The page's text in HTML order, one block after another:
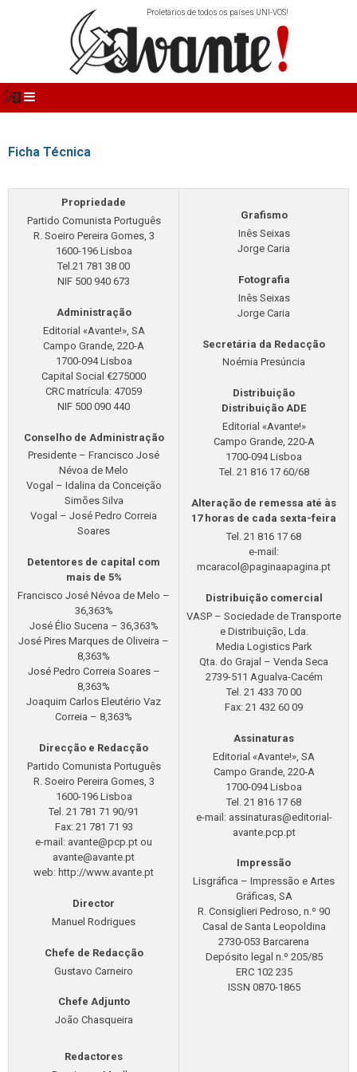
Proletários de todos os países UNI-VOS!
Ficha Técnica
Propriedade
Partido Comunista Português
R. Soeiro Pereira Gomes, 3
1600-196 Lisboa
Tel.21 781 38 00
NIF 500 940 673
Administração
Editorial «Avante!», SA
Campo Grande, 220-A
1700-094 Lisboa
Capital Social €275000
CRC matrícula: 47059
NIF 500 090 440
Conselho de Administração
Presidente – Francisco José
Névoa de Melo
Vogal – Idalina da Conceição
Simões Silva
Vogal – José Pedro Correia
Soares
Detentores de capital com
mais de 5%
Francisco José Névoa de Melo –
36,363%
José Élio Sucena – 36,363%
José Pires Marques de Oliveira –
8,363%
José Pedro Correia Soares –
8,363%
Joaquim Carlos Eleutério Vaz
Correia – 8,363%
Direcção e Redacção
Partido Comunista Português
R. Soeiro Pereira Gomes, 3
1600-196 Lisboa
Tel. 21 781 71 90/91
Fax: 21 781 71 93
e-mail: avante@pcp.pt ou
avante@avante.pt
web: http://www.avante.pt
Director
Manuel Rodrigues
Chefe de Redacção
Gustavo Carneiro
Chefe Adjunto
João Chasqueira
Redactores
Grafismo
Inês Seixas
Jorge Caria
Fotografia
Inês Seixas
Jorge Caria
Secretária da Redacção
Noémia Presúncia
Distribuição
Distribuição ADE
Editorial «Avante!»
Campo Grande, 220-A
1700-094 Lisboa
Tel. 21 816 17 60/68
Alteração de remessa até às
17 horas de cada sexta-feira
Tel. 21 816 17 68
e-mail:
mcaracol@paginaapagina.pt
Distribuição comercial
VASP – Sociedade de Transporte
e Distribuição, Lda.
Media Logistics Park
Qta. do Grajal – Venda Seca
2739-511 Agualva-Cacém
Tel. 21 433 70 00
Fax: 21 432 60 09
Assinaturas
Editorial «Avante!», SA
Campo Grande, 220-A
1700-094 Lisboa
Tel. 21 816 17 68
e-mail: assinaturas@editorial-
avante.pcp.pt
Impressão
Lisgráfica – Impressão e Artes
Gráficas, SA
R. Consiglieri Pedroso, n.º 90
Casal de Santa Leopoldina
2730-053 Barcarena
Depósito legal n.º 205/85
ERC 102 235
ISSN 0870-1865